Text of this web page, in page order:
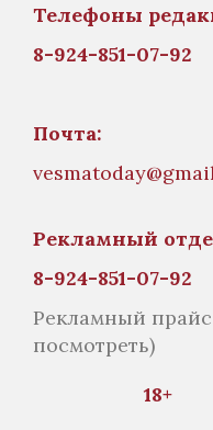
Телефоны
8-924-851-07-92
Почта:
Рекламный
8-924-851-07-92
Рекламный прайс
посмотреть)
18+